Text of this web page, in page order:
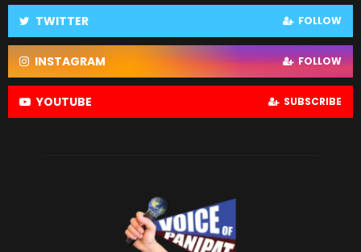
TWITTER FOLLOW
INSTAGRAM FOLLOW
YOUTUBE SUBSCRIBE